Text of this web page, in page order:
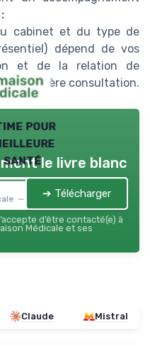
cabinet et du type de
dépend de vos
et de la relation de
la première consultation.
pour
— 2026
le livre blanc
➔ Télécharger
d’être contacté(e) à
Médicale et ses
Claude Mistral